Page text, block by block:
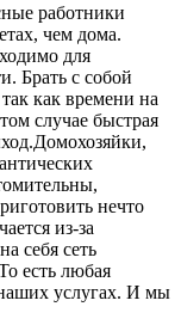
работники
чем дома.
для
Брать с собой
как времени на
случае быстрая
нечто
из-за
себя сеть
есть любая
услугах. И мы